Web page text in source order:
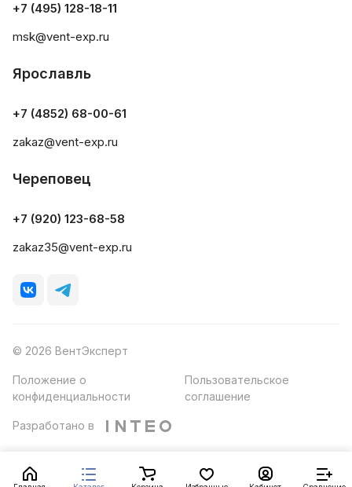
+7 (495) 128-18-11
msk@vent-exp.ru
Ярославль
+7 (4852) 68-00-61
zakaz@vent-exp.ru
Череповец
+7 (920) 123-68-58
zakaz35@vent-exp.ru
© 2026 ВентЭксперт
Положение о
конфиденциальности
Пользовательское
соглашение
Разработано в